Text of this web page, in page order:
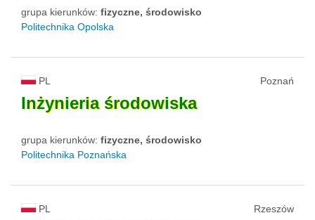
grupa kierunków: fizyczne, środowisko
Politechnika Opolska
PL Poznań
Inżynieria środowiska
grupa kierunków: fizyczne, środowisko
Politechnika Poznańska
PL Rzeszów